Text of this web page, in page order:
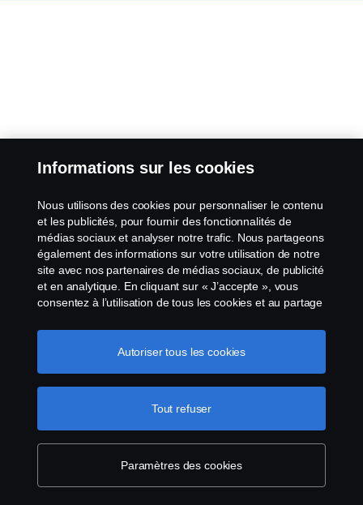
Informations sur les cookies
Nous utilisons des cookies pour personnaliser le contenu
et les publicités, pour fournir des fonctionnalités de
médias sociaux et analyser notre trafic. Nous partageons
également des informations sur votre utilisation de notre
site avec nos partenaires de médias sociaux, de publicité
et en analytique. En cliquant sur « J’accepte », vous
consentez à l’utilisation de tous les cookies et au partage
cookies en cliquant sur « Paramètres des cookies » et en
sélectionnant les catégories que vous souhaitez
Pour en savoir plus sur la
protection de votre vie privée
Paramètres des cookies
Tout refuser
Autoriser tous les cookies